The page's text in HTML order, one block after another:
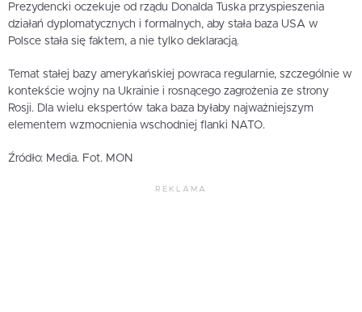
Prezydencki oczekuje od rządu Donalda Tuska przyspieszenia
działań dyplomatycznych i formalnych, aby stała baza USA w
Polsce stała się faktem, a nie tylko deklaracją.
Temat stałej bazy amerykańskiej powraca regularnie, szczególnie w
kontekście wojny na Ukrainie i rosnącego zagrożenia ze strony
Rosji. Dla wielu ekspertów taka baza byłaby najważniejszym
elementem wzmocnienia wschodniej flanki NATO.
Źródło: Media. Fot. MON
REKLAMA